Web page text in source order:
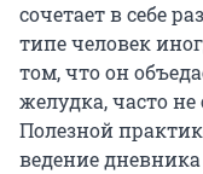
сочетает в себе
типе человек
том, что он
желудка, часто
Полезной
ведение